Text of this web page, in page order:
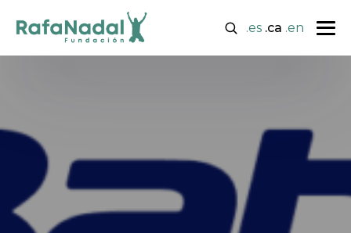
.es .ca .en